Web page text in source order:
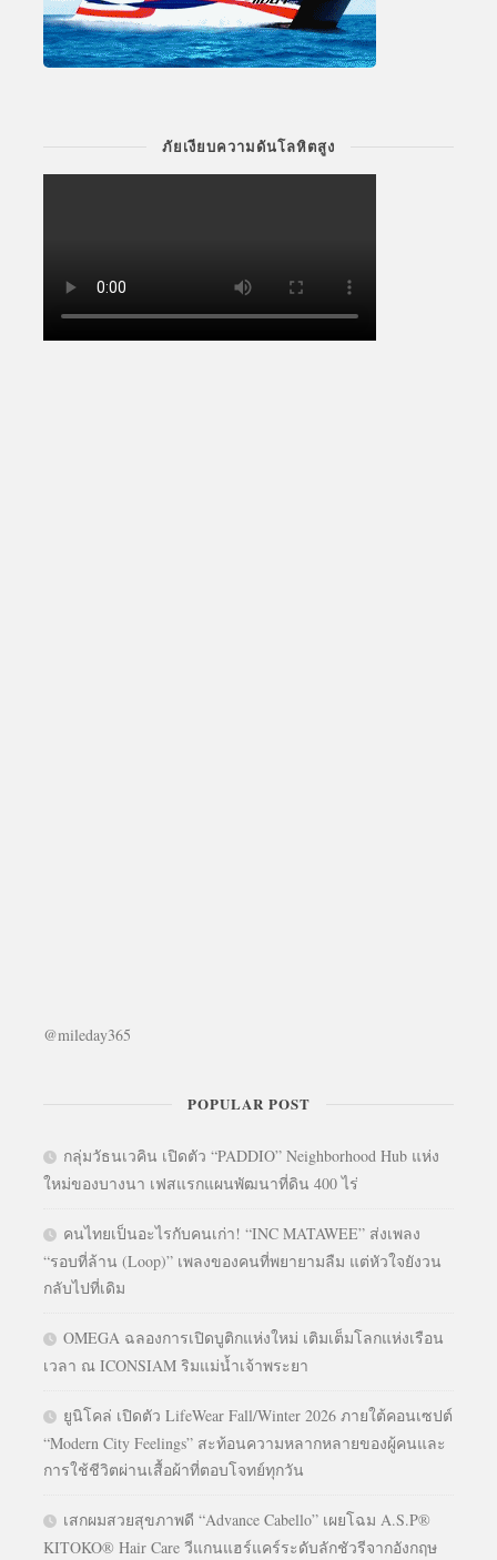
ภัยเงียบความดันโลหิตสูง
@mileday365
POPULAR POST
กลุ่มวัธนเวคิน เปิดตัว “PADDIO” Neighborhood Hub แห่ง
ใหม่ของบางนา เฟสแรกแผนพัฒนาที่ดิน 400 ไร่
คนไทยเป็นอะไรกับคนเก่า! “INC MATAWEE” ส่งเพลง
“รอบที่ล้าน (Loop)” เพลงของคนที่พยายามลืม แต่หัวใจยังวน
กลับไปที่เดิม
OMEGA ฉลองการเปิดบูติกแห่งใหม่ เติมเต็มโลกแห่งเรือน
เวลา ณ ICONSIAM ริมแม่น้ำเจ้าพระยา
ยูนิโคล่ เปิดตัว LifeWear Fall/Winter 2026 ภายใต้คอนเซปต์
“Modern City Feelings” สะท้อนความหลากหลายของผู้คนและ
การใช้ชีวิตผ่านเสื้อผ้าที่ตอบโจทย์ทุกวัน
เสกผมสวยสุขภาพดี “Advance Cabello” เผยโฉม A.S.P®
KITOKO® Hair Care วีแกนแฮร์แคร์ระดับลักชัวรีจากอังกฤษ